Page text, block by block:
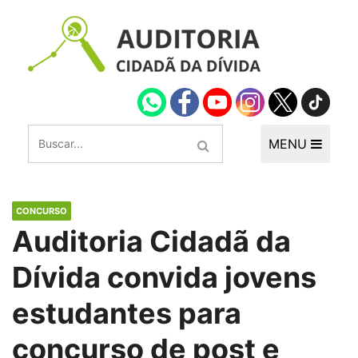
MENU
CONCURSO
Auditoria Cidadã da
Dívida convida jovens
estudantes para
concurso de post e